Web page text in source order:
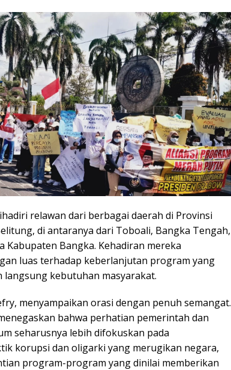
relawan dari berbagai daerah di Provinsi
di antaranya dari Toboali, Bangka Tengah,
Kabupaten Bangka. Kehadiran mereka
luas terhadap keberlanjutan program yang
langsung kebutuhan masyarakat.
menyampaikan orasi dengan penuh semangat.
bahwa perhatian pemerintah dan
seharusnya lebih difokuskan pada
korupsi dan oligarki yang merugikan negara,
program-program yang dinilai memberikan